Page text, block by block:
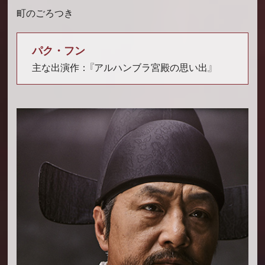
町のごろつき
パク・フン
主な出演作：『アルハンブラ宮殿の思い出』